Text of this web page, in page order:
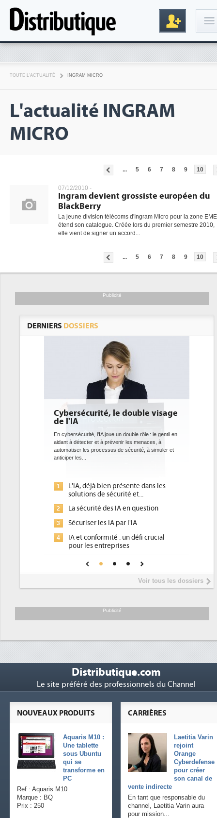
TOUTE L'ACTUALITÉ INGRAM MICRO
L'actualité INGRAM
MICRO
... 5 6 7 8 9 10
07/12/2010 -
Ingram devient grossiste européen du
BlackBerry
La jeune division télécoms d'Ingram Micro pour la zone
étend son catalogue. Créée lors du premier semestre 2010,
elle vient de signer un accord...
... 5 6 7 8 9 10
Publicité
DERNIERS DOSSIERS
Cybersécurité, le double visage
de l'IA
En cybersécurité, l'IA joue un double rôle : le gentil en
aidant à détecter et à prévenir les menaces, à
automatiser les processus de sécurité, à simuler et
anticiper les...
1
L'IA, déjà bien présente dans les
solutions de sécurité et...
2 La sécurité des IA en question
3 Sécuriser les IA par l'IA
4
IA et conformité : un défi crucial
pour les entreprises
Une IA de confiance pour une IA
plus sûre ?
Voir tous les dossiers
Publicité
Distributique.com
Le site préféré des professionnels du Channel
CARRIÈRES
Laetitia Varin
rejoint
Orange
Cyberdefense
pour créer
son canal de
vente indirecte
En tant que responsable du
channel, Laetitia Varin aura
pour mission...
NOUVEAUX PRODUITS
Aquaris M10 :
Une tablette
sous Ubuntu
qui se
transforme en
PC
Ref : Aquaris M10
Marque : BQ
Prix : 250